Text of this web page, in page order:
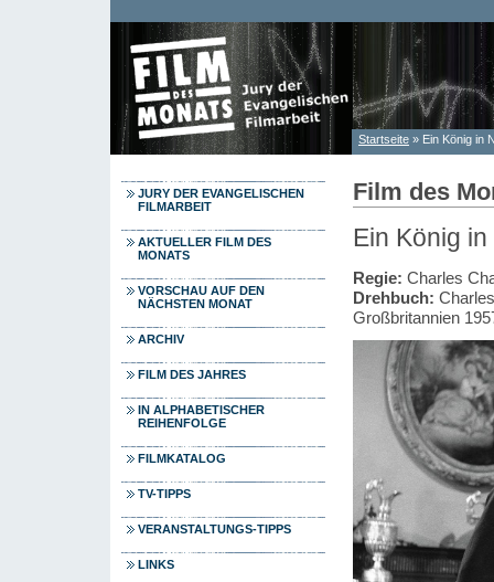
Sie sind hier
Startseite » Ein König in
JURY DER EVANGELISCHEN
FILMARBEIT
AKTUELLER FILM DES
MONATS
VORSCHAU AUF DEN
NÄCHSTEN MONAT
ARCHIV
FILM DES JAHRES
IN ALPHABETISCHER
REIHENFOLGE
FILMKATALOG
TV-TIPPS
VERANSTALTUNGS-TIPPS
LINKS
Film des
Ein König
Regie: Charles
Drehbuch:
Großbritannien